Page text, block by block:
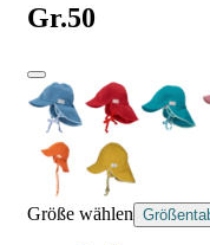
Gr.50
Größe wählen